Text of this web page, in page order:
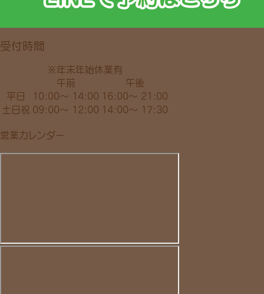
受付時間
午前
午後
平日
10:00～ 14:00 16:00～ 21:00
土日祝 09:00～ 12:00 14:00～ 17:30
※年末年始休業有
営業カレンダー